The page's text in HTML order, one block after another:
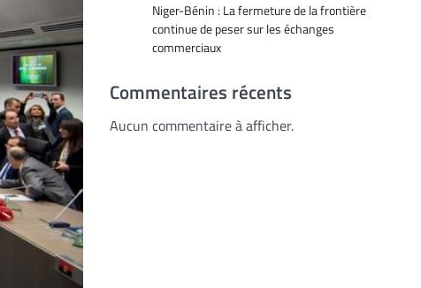
Niger-Bénin : La fermeture de la frontière
continue de peser sur les échanges
commerciaux
Commentaires récents
Aucun commentaire à afficher.